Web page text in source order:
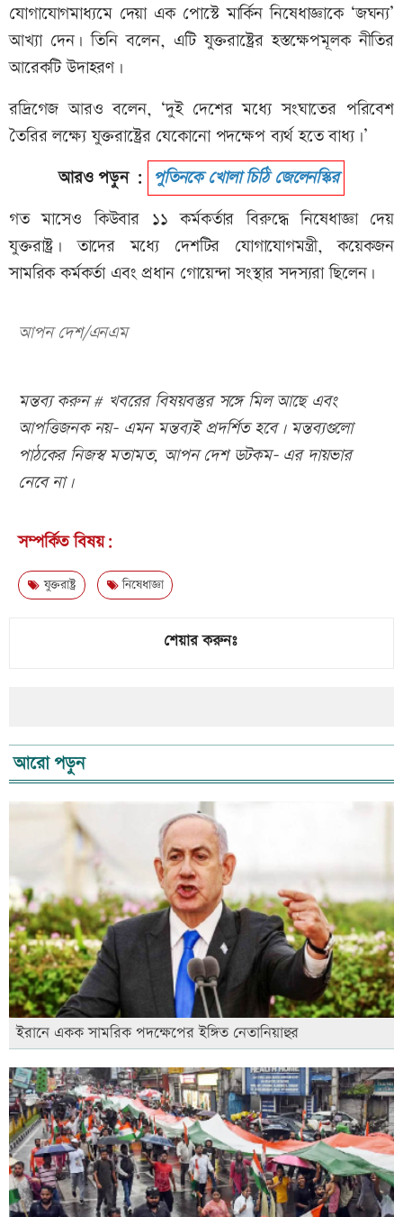
যোগাযোগমাধ্যমে দেয়া এক পোস্টে মার্কিন নিষেধাজ্ঞাকে ‘জঘন্য’
আখ্যা দেন। তিনি বলেন, এটি যুক্তরাষ্ট্রের হস্তক্ষেপমূলক নীতির
আরেকটি উদাহরণ।
রদ্রিগেজ আরও বলেন, ‘দুই দেশের মধ্যে সংঘাতের পরিবেশ
তৈরির লক্ষ্যে যুক্তরাষ্ট্রের যেকোনো পদক্ষেপ ব্যর্থ হতে বাধ্য।’
আরও পড়ুন : পুতিনকে খোলা চিঠি জেলেনস্কির
গত মাসেও কিউবার ১১ কর্মকর্তার বিরুদ্ধে নিষেধাজ্ঞা দেয়
যুক্তরাষ্ট্র। তাদের মধ্যে দেশটির যোগাযোগমন্ত্রী, কয়েকজন
সামরিক কর্মকর্তা এবং প্রধান গোয়েন্দা সংস্থার সদস্যরা ছিলেন।
আপন দেশ/এনএম
মন্তব্য করুন # খবরের বিষয়বস্তুর সঙ্গে মিল আছে এবং
আপত্তিজনক নয়- এমন মন্তব্যই প্রদর্শিত হবে। মন্তব্যগুলো
পাঠকের নিজস্ব মতামত, আপন দেশ ডটকম- এর দায়ভার
নেবে না।
সম্পর্কিত বিষয়:
যুক্তরাষ্ট্র নিষেধাজ্ঞা
শেয়ার করুনঃ
আরো পড়ুন
ইরানে একক সামরিক পদক্ষেপের ইঙ্গিত নেতানিয়াহুর